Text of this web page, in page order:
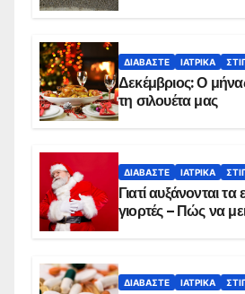
ΔΙΑΒΆΣΤΕ ΙΑΤΡΙΚΆ
Δεκέμβριος: Ο
τη σιλουέτα μας
ΔΙΑΒΆΣΤΕ ΙΑΤΡΙΚΆ
Γιατί αυξάνονται
γιορτές – Πώς να
ΔΙΑΒΆΣΤΕ ΙΑΤΡΙΚΆ